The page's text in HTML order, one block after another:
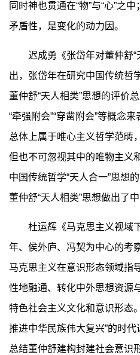
同时神也贯通在“物”与“心”之
矛盾性，是变化的动力因。
迟成勇《张岱年对董仲舒“
出，张岱年在研究中国传统哲
董仲舒“天人相类”思想的评价
“牵强附会”“穿凿附会”等概念
总体上属于唯心主义哲学范畴
但也不可忽视其中的唯物主义
中国传统哲学“天人合一”思想
董仲舒“天人相类”思想做出了中
杜运辉《马克思主义视域
年、侯外庐、冯契为中心的考
马克思主义在意识形态领域指
性地融通、转化中外思想资源
特色社会主义文化和意识形态
推进中华民族伟大复兴”的时
总结董仲舒建构封建社会意识